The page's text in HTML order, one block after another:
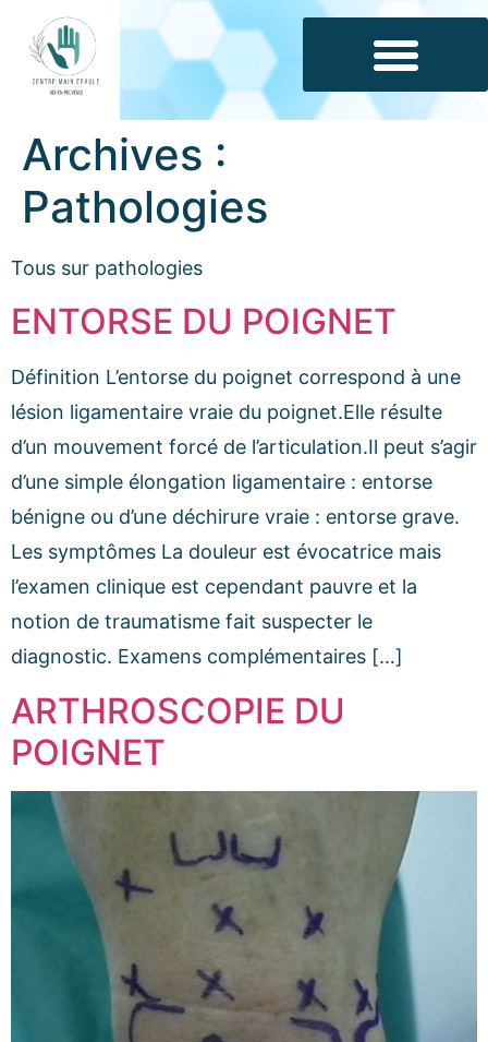
Archives :
Pathologies
Tous sur pathologies
ENTORSE DU POIGNET
Définition L’entorse du poignet correspond à une
lésion ligamentaire vraie du poignet.Elle résulte
d’un mouvement forcé de l’articulation.Il peut s’agir
d’une simple élongation ligamentaire : entorse
bénigne ou d’une déchirure vraie : entorse grave.
Les symptômes La douleur est évocatrice mais
l’examen clinique est cependant pauvre et la
notion de traumatisme fait suspecter le
diagnostic. Examens complémentaires […]
ARTHROSCOPIE DU
POIGNET